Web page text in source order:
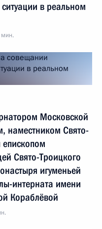
в реальном
Московской
наместником Свято-
Свято-Троицкого
игуменьей
интерната имени
Кораблёвой